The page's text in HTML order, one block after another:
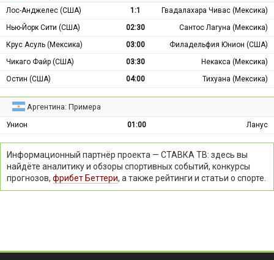
Лос-Анджелес (США) 1:1
Гвадалахара Чивас (Мексика)
Нью-Йорк Сити (США)
02:30
Сантос Лагуна (Мексика)
Крус Асуль (Мексика)
03:00
Филадельфия Юнион (США)
Чикаго Файр (США)
03:30
Некакса (Мексика)
Остин (США)
04:00 Тихуана (Мексика)
Аргентина: Примера
Унион 01:00 Ланус
Информационный партнёр проекта — СТАВКА ТВ: здесь вы
найдёте аналитику и обзоры спортивных событий, конкурсы
прогнозов, фрибет Беттери, а также рейтинги и статьи о спорте.